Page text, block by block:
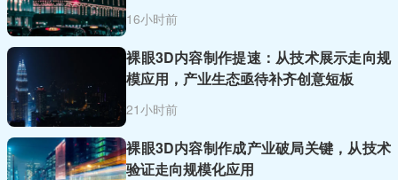
16小时前
裸眼3D内容制作提速：从技术展示走向规
模应用，产业生态亟待补齐创意短板
21小时前
裸眼3D内容制作成产业破局关键，从技术
验证走向规模化应用